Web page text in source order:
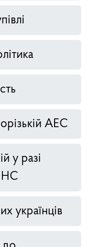
АЕС
у разі
НС
українців